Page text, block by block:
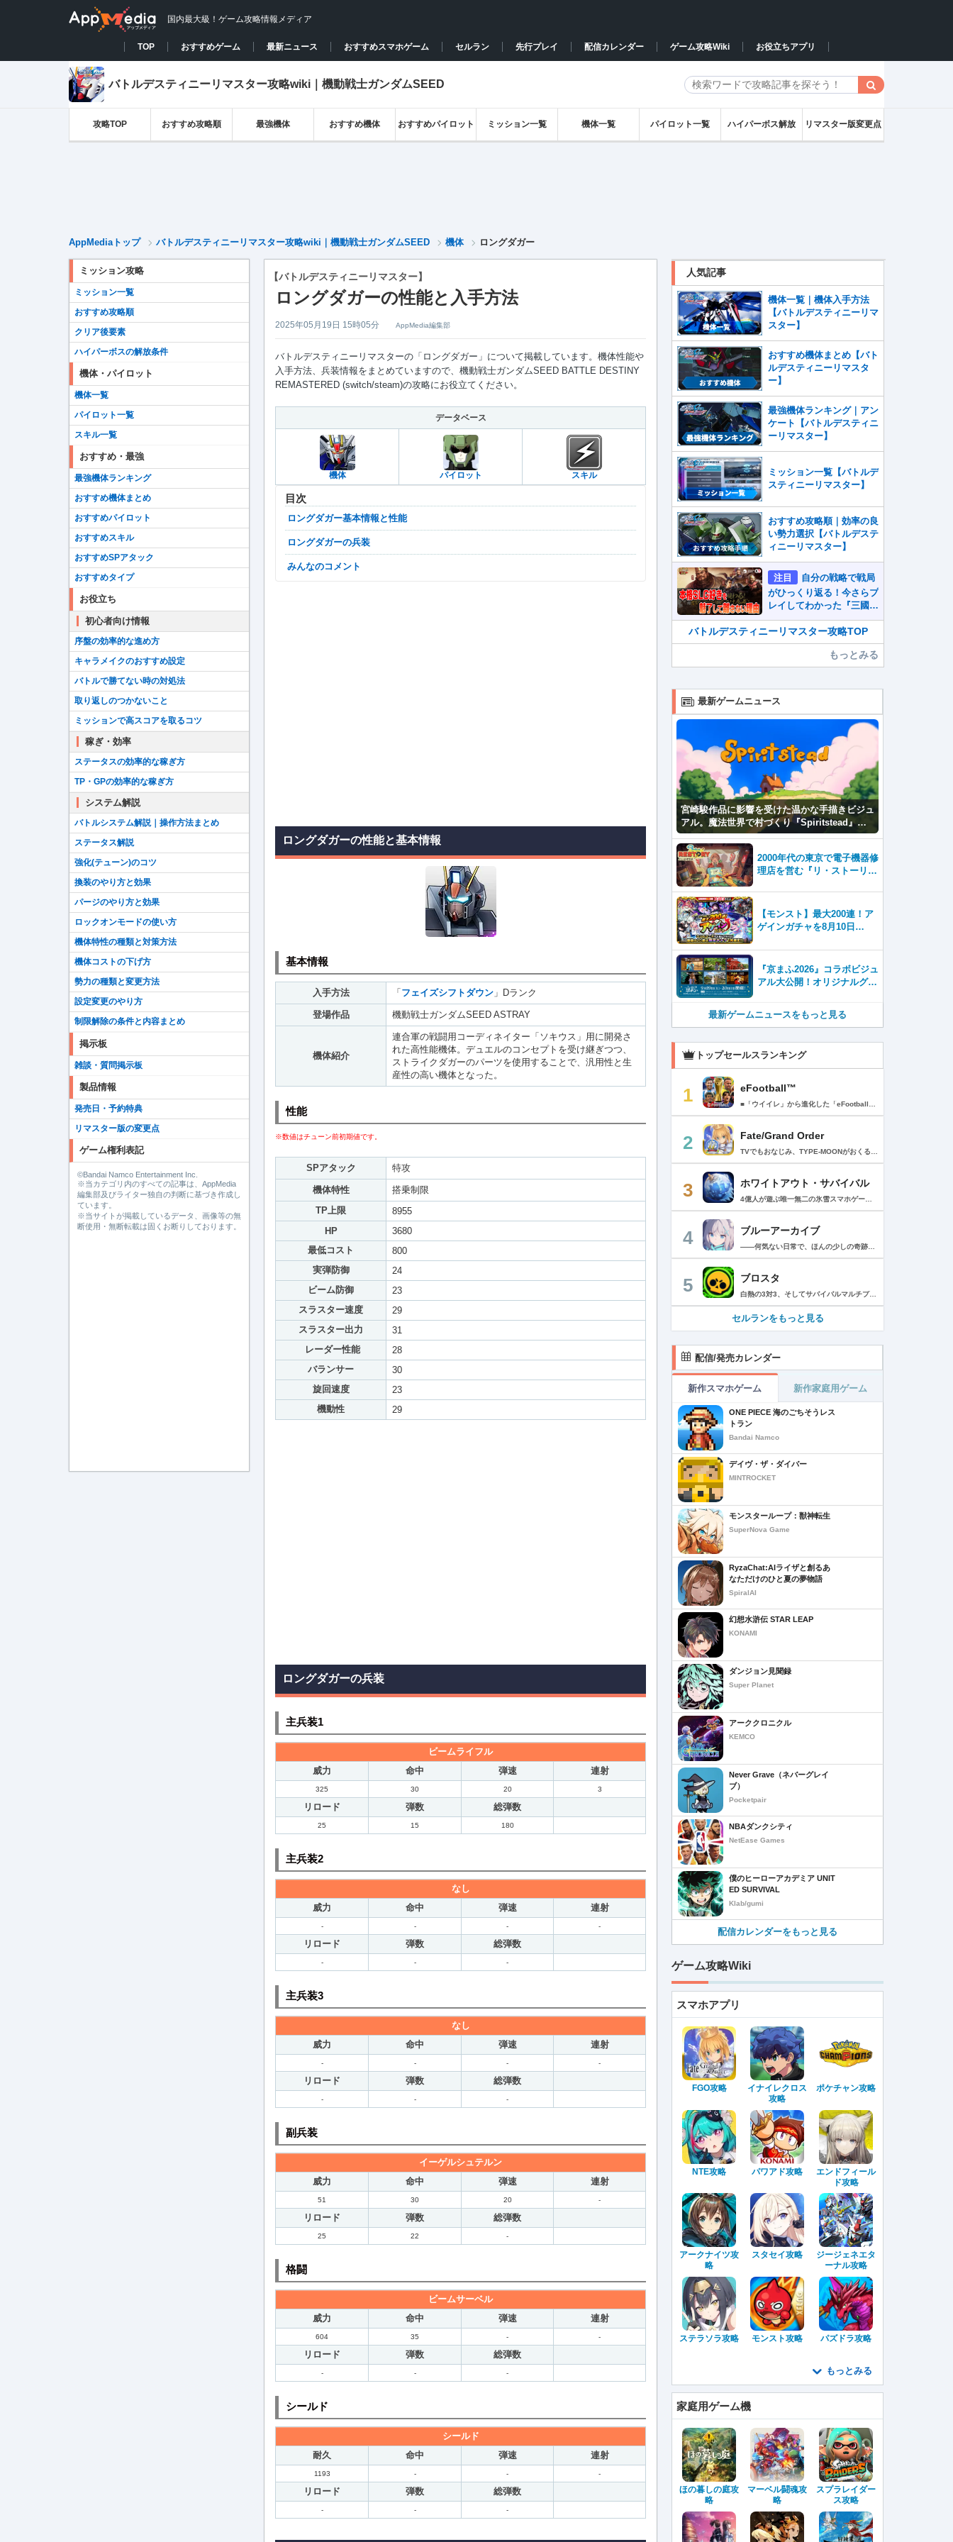
国内最大級！ゲーム攻略情報メディア
TOP おすすめゲーム 最新ニュース おすすめスマホゲーム セルラン 先行プレイ 配信カレンダー ゲーム攻略Wiki お役立ちアプリ
バトルデスティニーリマスター攻略wiki｜機動戦士ガンダムSEED
攻略TOP おすすめ攻略順 最強機体 おすすめ機体 おすすめパイロット ミッション一覧 機体一覧 パイロット一覧 ハイパーボス解放 リマスター版変更点
AppMediaトップ バトルデスティニーリマスター攻略wiki｜機動戦士ガンダムSEED 機体 ロングダガー
【バトルデスティニーリマスター】
ロングダガーの性能と入手方法
2025年05月19日 15時05分 AppMedia編集部
バトルデスティニーリマスターの「ロングダガー」について掲載しています。機体性能や
入手方法、兵装情報をまとめていますので、機動戦士ガンダムSEED BATTLE DESTINY
REMASTERED (switch/steam)の攻略にお役立てください。
データベース
機体 パイロット スキル
目次
ロングダガー基本情報と性能
ロングダガーの兵装
みんなのコメント
ロングダガーの性能と基本情報
基本情報
入手方法 「 フェイズシフトダウン 」Dランク
登場作品 機動戦士ガンダムSEED ASTRAY
機体紹介
連合軍の戦闘用コーディネイター「ソキウス」用に開発さ
れた高性能機体。デュエルのコンセプトを受け継ぎつつ、
ストライクダガーのパーツを使用することで、汎用性と生
産性の高い機体となった。
性能
※数値はチューン前初期値です。
SPアタック 特攻
機体特性
搭乗制限
TP上限
8955
HP
3680
最低コスト
800
実弾防御
24
ビーム防御
23
スラスター速度
29
スラスター出力
31
レーダー性能
28
バランサー
30
旋回速度
23
機動性
29
ロングダガーの兵装
主兵装1
ビームライフル
威力
命中 弾速 連射
325 30 20 3
リロード 弾数 総弾数
25 15 180
主兵装2
なし
威力
命中 弾速 連射
- - - -
リロード 弾数 総弾数
- - -
主兵装3
なし
威力
命中 弾速 連射
- - - -
リロード 弾数 総弾数
- - -
副兵装
イーゲルシュテルン
威力
命中 弾速 連射
51 30 20 -
リロード 弾数 総弾数
25 22 -
格闘
ビームサーベル
威力
命中 弾速 連射
604 35 - -
リロード 弾数 総弾数
- - -
シールド
シールド
耐久
命中 弾速 連射
1193 - - -
リロード 弾数 総弾数
- - -
ミッション攻略
ミッション一覧
おすすめ攻略順
クリア後要素
ハイパーボスの解放条件
機体・パイロット
機体一覧
パイロット一覧
スキル一覧
おすすめ・最強
最強機体ランキング
おすすめ機体まとめ
おすすめパイロット
おすすめスキル
おすすめSPアタック
おすすめタイプ
お役立ち
初心者向け情報
序盤の効率的な進め方
キャラメイクのおすすめ設定
バトルで勝てない時の対処法
取り返しのつかないこと
ミッションで高スコアを取るコツ
稼ぎ・効率
ステータスの効率的な稼ぎ方
TP・GPの効率的な稼ぎ方
システム解説
バトルシステム解説｜操作方法まとめ
ステータス解説
強化(テューン)のコツ
換装のやり方と効果
パージのやり方と効果
ロックオンモードの使い方
機体特性の種類と対策方法
機体コストの下げ方
勢力の種類と変更方法
設定変更のやり方
制限解除の条件と内容まとめ
掲示板
雑談・質問掲示板
製品情報
発売日・予約特典
リマスター版の変更点
ゲーム権利表記
©Bandai Namco Entertainment Inc.
※当カテゴリ内のすべての記事は、AppMedia
編集部及びライター独自の判断に基づき作成し
ています。
※当サイトが掲載しているデータ、画像等の無
断使用・無断転載は固くお断りしております。
人気記事
機体一覧｜機体入手方法
【バトルデスティニーリマ
スター】
おすすめ機体まとめ【バト
ルデスティニーリマスタ
ー】
最強機体ランキング｜アン
ケート【バトルデスティニ
ーリマスター】
ミッション一覧【バトルデ
スティニーリマスター】
おすすめ攻略順｜効率の良
い勢力選択【バトルデステ
ィニーリマスター】
注目
自分の戦略で戦局
がひっくり返る！今さらプ
レイしてわかった『三國志
真戦』が本格SLG好きを
魅了して離さないワケ
バトルデスティニーリマスター攻略TOP
もっとみる
最新ゲームニュース
宮崎駿作品に影響を受けた温かな手描きビジュ
アル。魔法世界で村づくり『Spiritstead』本
日発売
2000年代の東京で電子機器修
理店を営む『リ・ストーリ
【モンスト】最大200連！ア
ゲインガチャを8月10日
『京まふ2026』コラボビジュ
アル大公開！オリジナルグッ
最新ゲームニュースをもっと見る
トップセールスランキング
1 eFootball™
2 Fate/Grand Order
3 ホワイトアウト・サバイバル
4 ブルーアーカイブ
5 ブロスタ
白熱の3対3、そしてサバイバルマルチプレイを楽しめるモバイルゲーム！3分間で展開する様々なゲームモード… 友達と共闘するもよし、一人で戦うもよし。 強力な必殺技や特殊能力を持ったキャラクターを入手して、アップグレードしましょう。ユニークなスキンを集めれば、戦場でひときわ目立つこと間違いなし！ブロスタワールドの不思議なステージで、バトルを繰り広げましょう！ ブロスタは無料でダウンロードおよびプレイが可能ですが、一部のゲーム内アイテムを有料で購入いただくことも可能です（ランダムなアイテムを含む）。ゲーム内アイテムの有料購入を希望しない場合は、デバイスの設定からアプリ内課金を無効にしてください。 様々なゲームモードで戦おう エメラルドハント（3対3）：チームの仲間と共に敵チームに勝利！エメラルドを10個集めたら最後まで守り抜きましょう。倒されるとエメラルドも失います。 バトルロイヤル（ソロ/デュオ）：生き残りをかけたサバイバルモード。キャラクターのパワーアップを集めましょう。デュオまたはソロモードを選んだら、大混乱の戦場で最後まで生き延びた者が勝者となります。そして勝者がすべてを独り占めします！ ブロストライカー（3対3）：ひと味違うゲームモードです！サッカーの腕試しといきましょう。先に2ゴールを決めたチームが勝利します。なおレッドカードはありませんので、激しいバトルにご注意ください。 賞金稼ぎ（3対3）：敵を倒して星を獲得！自分の星も守り抜きましょう。より多くの星を集めたチームの勝利です。 強奪（3対3）：チームの金庫を守りながら、敵チームの金庫の破壊を目指します。ひっそりと前進したら、豪快にお宝までの道を切り拓きましょう！ 特別イベント：期間限定の特別な対人および対CPUゲームモードです。 チャンピオンシップチャレンジ：ブロスタのゲーム内予選に参加して、eスポーツの世界に飛び込みましょう！ キャラクターのアンロックとアップグレード 強力な必殺技や特殊能力を持ったキャラクターを集めて、アップグレードしましょう。キャラクターを強化して、ユニークなスキンを集めましょう。 ブロスタパス クエストやブロスタボックス、エメラルド、ピンズ、そしてブロスタパス限定スキンなど、特典が盛りだくさん！シーズンごとに特典は変わります。 MVPプレイヤーになろう ローカルのランキングを駆け上がり、あなたの強さを証明しましょう！ どんな時も進化しよう 新たなキャラクターやスキン、マップ、特別イベント、ゲームモードを探し求めましょう。 特徴： 3対3のリアルタイム対戦で世界中のプレイヤーとバトル 白熱のモバイル向けサバイバルマルチプレイ 独自の攻撃や必殺技を持った、強力な新キャラクターをアンロック 日々入れ替わるイベントとゲームモード バトルは一人でも、フレンドと一緒でもプレイ可能 グローバルまたはローカルのランキングを駆け上がろう 仲間とクラブを結成したり参加したりして、情報交換しながら共に戦おう スキンをアンロックしてキャラクターをカスタマイズ プレイヤーが作った攻略の難しい新マップ クラッシュ・オブ・クラン、クラッシュ・ロワイヤル、ブーム・ビーチの制作会社がお届けするバトルゲーム！ サポート： サポートが必要な際は、ゲーム内の設定の「ヘルプとサポート」からご連絡いただくか、http://supercell.helpshift.com/a/brawl-stars/をご覧ください。 プライバシーポリシー： http://supercell.com/en/privacy-policy/jp/ サービス利用規約： http://supercell.com/en/terms-of-service/jp/ 保護者の皆さまへ： http://supercell.com/en/parents/jp/
セルランをもっと見る
配信/発売カレンダー
新作スマホゲーム 新作家庭用ゲーム
ONE PIECE 海のごちそうレス
トラン
Bandai Namco
デイヴ・ザ・ダイバー
MINTROCKET
モンスターループ：獣神転生
SuperNova Game
RyzaChat:AIライザと創るあ
なただけのひと夏の夢物語
SpiralAI
幻想水滸伝 STAR LEAP
KONAMI
ダンジョン見聞録
Super Planet
アーククロニクル
KEMCO
Never Grave（ネバーグレイ
ブ）
Pocketpair
NBAダンクシティ
NetEase Games
僕のヒーローアカデミア UNIT
ED SURVIVAL
Klab/gumi
配信カレンダーをもっと見る
ゲーム攻略Wiki
スマホアプリ
FGO攻略
イナイレクロス
攻略
ポケチャン攻略
NTE攻略 パワアド攻略
エンドフィール
ド攻略
アークナイツ攻
略
スタセイ攻略
ジージェネエタ
ーナル攻略
ステラソラ攻略 モンスト攻略 パズドラ攻略
もっとみる
家庭用ゲーム機
ほの暮しの庭攻
略
マーベル闘魂攻
略
スプラレイダー
ス攻略